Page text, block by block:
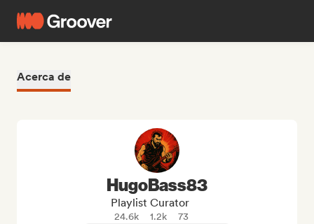
Acerca de
HugoBass83
Playlist Curator
24.6k 1.2k
73